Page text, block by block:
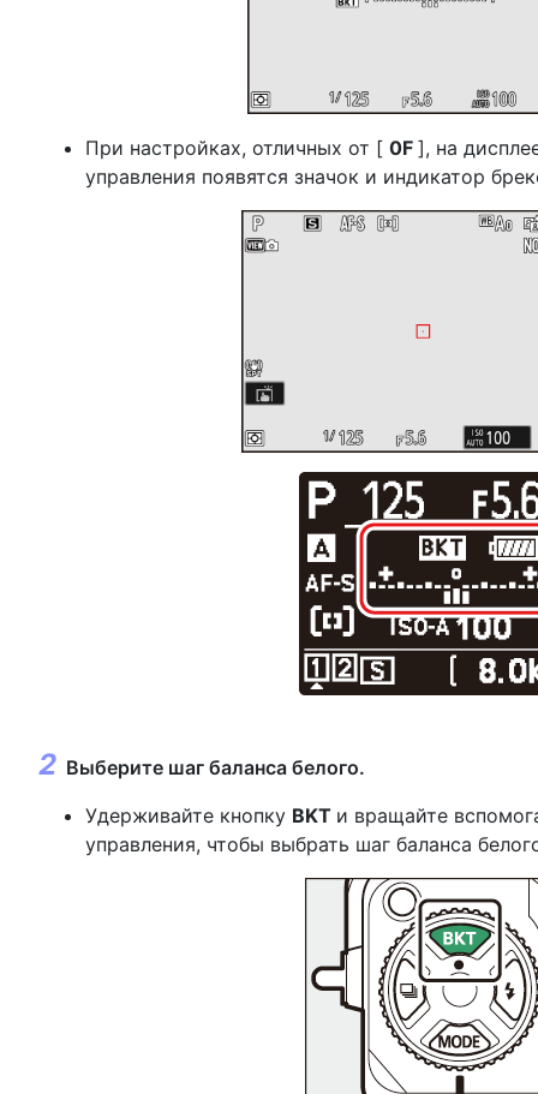
При настройках, отличных от [ 0F ], на
управления появятся значок и индикатор
Выберите шаг баланса белого.
Удерживайте кнопку BKT и вращайте
управления, чтобы выбрать шаг баланса